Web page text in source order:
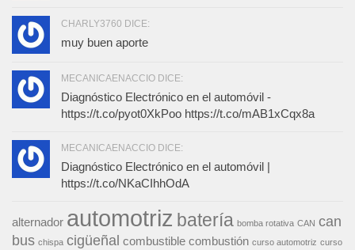
CHARLY3760 DICE:
muy buen aporte
MECANICAENACCIO DICE:
Diagnóstico Electrónico en el automóvil -
https://t.co/pyot0XkPoo https://t.co/mAB1xCqx8a
MECANICAENACCIO DICE:
Diagnóstico Electrónico en el automóvil |
https://t.co/NKaCIhhOdA
alternador automotriz batería bomba rotativa CAN can
bus chispa cigüeñal combustible combustión curso automotriz curso